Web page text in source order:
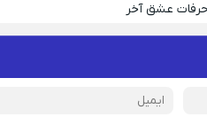
حرفات عشق آخر